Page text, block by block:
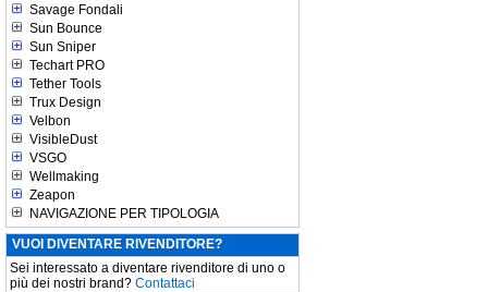
Savage Fondali
Sun Bounce
Sun Sniper
Techart PRO
Tether Tools
Trux Design
Velbon
VisibleDust
VSGO
Wellmaking
Zeapon
NAVIGAZIONE PER TIPOLOGIA
VUOI DIVENTARE RIVENDITORE?
Sei interessato a diventare rivenditore di uno o
più dei nostri brand? Contattaci